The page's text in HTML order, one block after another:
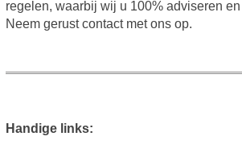
regelen, waarbij wij u 100% adviseren
Neem gerust contact met ons op.
Handige links: